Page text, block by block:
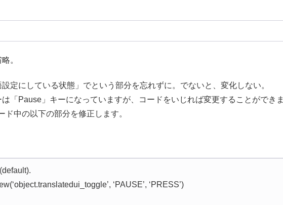
。
定にしている状態」でという部分を忘れずに。でないと、変化しない。
「Pause」キーになっていますが、コードをいじれば変更することができま
中の以下の部分を修正します。
‘PAUSE’, ‘PRESS’)